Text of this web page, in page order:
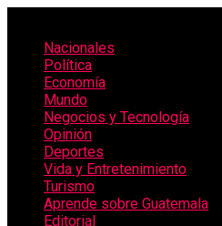
Nacionales
Política
Economía
Mundo
Negocios y Tecnología
Opinión
Deportes
Vida y Entretenimiento
Turismo
Aprende sobre Guatemala
Editorial